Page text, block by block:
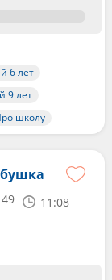
6 лет
9 лет
школу
49 11:08